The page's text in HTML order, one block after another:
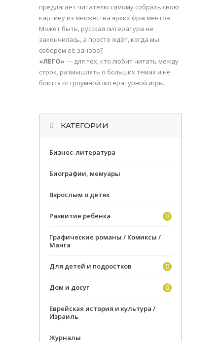
предлагает читателю самому собрать свою
картину из множества ярких фрагментов.
Может быть, русская литература не
закончилась, а просто ждёт, когда мы
соберём её заново?
«ЛЕГО» — для тех, кто любит читать между
строк, размышлять о больших темах и не
боится остроумной литературной игры.
КАТЕГОРИИ
Бизнес-литература
Биографии, мемуары
Взрослым о детях
Развитие ребенка
Графические романы / Комиксы /
Манга
Для детей и подростков
Дом и досуг
Еврейская история и культура /
Израиль
Журналы